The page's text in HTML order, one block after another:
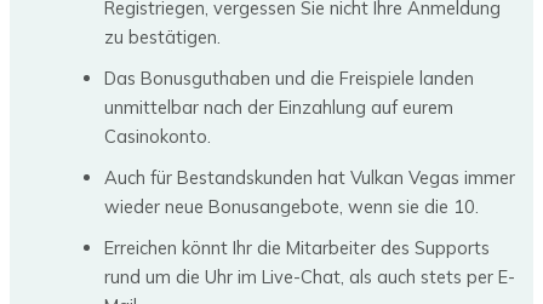
Registriegen, vergessen Sie nicht Ihre Anmeldung
zu bestätigen.
Das Bonusguthaben und die Freispiele landen
unmittelbar nach der Einzahlung auf eurem
Casinokonto.
Auch für Bestandskunden hat Vulkan Vegas immer
wieder neue Bonusangebote, wenn sie die 10.
Erreichen könnt Ihr die Mitarbeiter des Supports
rund um die Uhr im Live-Chat, als auch stets per E-